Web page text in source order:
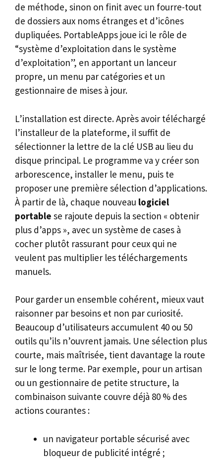
de méthode, sinon on finit avec un fourre-tout
de dossiers aux noms étranges et d’icônes
dupliquées. PortableApps joue ici le rôle de
“système d’exploitation dans le système
d’exploitation”, en apportant un lanceur
propre, un menu par catégories et un
gestionnaire de mises à jour.
L’installation est directe. Après avoir téléchargé
l’installeur de la plateforme, il suffit de
sélectionner la lettre de la clé USB au lieu du
disque principal. Le programme va y créer son
arborescence, installer le menu, puis te
proposer une première sélection d’applications.
À partir de là, chaque nouveau logiciel
portable se rajoute depuis la section « obtenir
plus d’apps », avec un système de cases à
cocher plutôt rassurant pour ceux qui ne
veulent pas multiplier les téléchargements
manuels.
Pour garder un ensemble cohérent, mieux vaut
raisonner par besoins et non par curiosité.
Beaucoup d’utilisateurs accumulent 40 ou 50
outils qu’ils n’ouvrent jamais. Une sélection plus
courte, mais maîtrisée, tient davantage la route
sur le long terme. Par exemple, pour un artisan
ou un gestionnaire de petite structure, la
combinaison suivante couvre déjà 80 % des
actions courantes :
un navigateur portable sécurisé avec
bloqueur de publicité intégré ;